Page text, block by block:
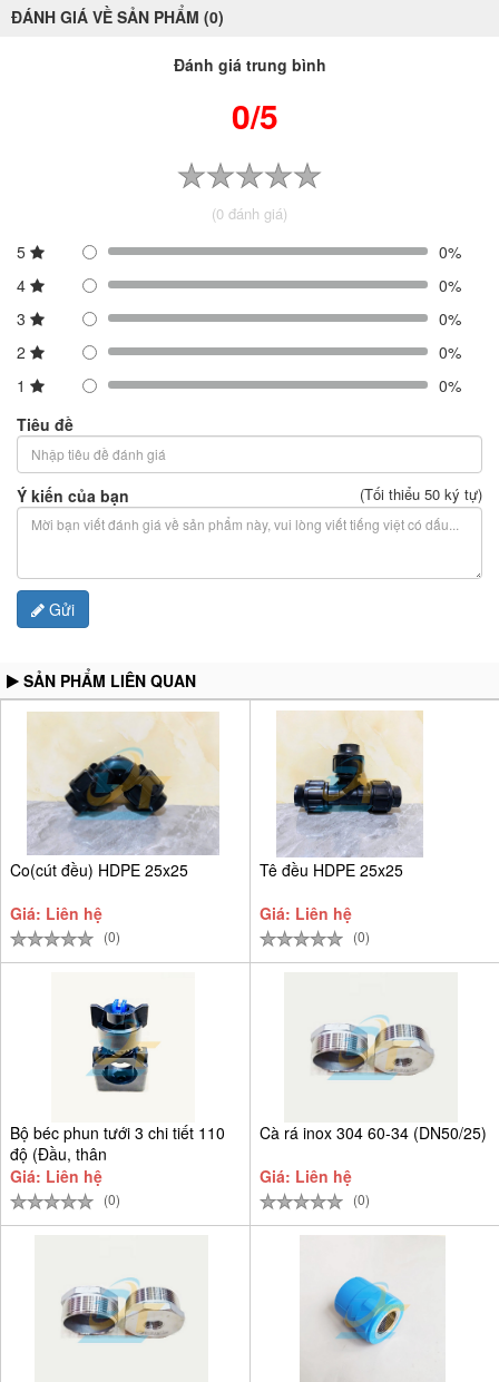
ĐÁNH GIÁ VỀ SẢN PHẨM (0)
Đánh giá trung bình
0/5
(0 đánh giá)
5
0%
4
0%
3
0%
2
0%
1
0%
Tiêu đề
Ý kiến của bạn (Tối thiểu 50 ký tự)
Gửi
SẢN PHẨM LIÊN QUAN
Co(cút đều) HDPE 25x25
Giá: Liên hệ
(0)
Tê đều HDPE 25x25
Giá: Liên hệ
(0)
Bộ béc phun tưới 3 chi tiết 110
độ (Đầu, thân
Giá: Liên hệ
(0)
Cà rá inox 304 60-34 (DN50/25)
Giá: Liên hệ
(0)